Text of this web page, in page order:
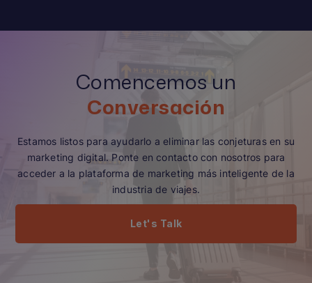
Comencemos un
Conversación
Estamos listos para ayudarlo a eliminar las conjeturas en su
marketing digital. Ponte en contacto con nosotros para
acceder a la plataforma de marketing más inteligente de la
industria de viajes.
Let's Talk